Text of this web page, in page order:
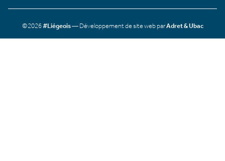
©2026#Liégeois— Développement de site web parAdret & Ubac